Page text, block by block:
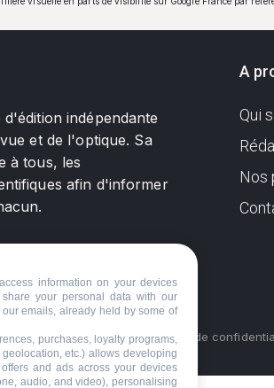
indépendante
et de l'optique. Sa
à tous, les
afin d'informer
A
Qui
Nos
Mentions légales Politique de
information on your devices
your personal data with our
emails, already held by some of
purchases, loyalty programs,
etc.) allows developing
and ads across your devices
audio, and video), personalising